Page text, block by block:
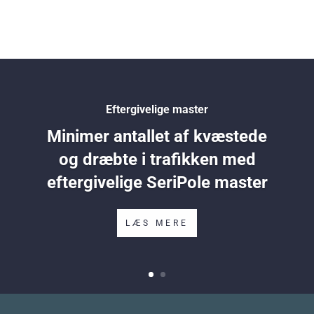
Eftergivelige master
Minimer antallet af kvæstede
og dræbte i trafikken med
eftergivelige SeriPole master
LÆS MERE